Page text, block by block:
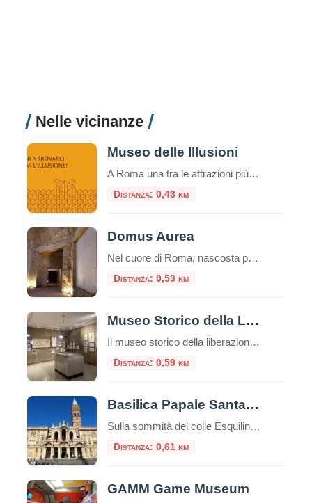
Nelle vicinanze
Museo delle Illusioni
A Roma una tra le attrazioni più insolite, divertenti e interessanti del mondo: il Museo delle Illusioni. Dal 12 novembre la venue internazionale sarà aperta al pubblico della capitale, in via Merulana 17. Roma è infatti la 38° città nel mondo – la seconda in Italia dopo Milano – ad avere una sede del museo interattivo […]
Distanza: 0,43 km
Domus Aurea
Nel cuore di Roma, nascosta per secoli sotto le fondamenta di monumenti successivi, giace una delle residenze più stravaganti e controverse mai costruite: la Domus Aurea, la Casa Dorata dell’imperatore Nerone. Più che un palazzo, fu un’utopia personale, un complesso colossale che ridefinì il concetto di lusso imperiale. Oggi, visitarla non è come entrare in […]
Distanza: 0,53 km
Museo Storico della Liberazione
Il museo storico della liberazione a Roma è un luogo di memoria e testimonianza della lotta per la libertà e la democrazia durante il periodo dell’occupazione nazista nella capitale italiana. Questa struttura è stata inaugurata nel 1955 e si trova nel cuore del quartiere Esquilino, nel centro storico della città. Appena entrati nel museo, ci […]
Distanza: 0,59 km
Basilica Papale Santa Maria Maggiore
Sulla sommità del colle Esquilino sorge la Basilica di Santa Maria Maggiore (o Basilica Liberiana), una delle quattro basiliche papali di Roma. Secondo la leggenda papa Liberio costruì una chiesa nel luogo, in cui, nella notte tra il 4 ed il 5 agosto del 358, sarebbe apparsa la neve sul colle dell’Esquilino, un evento miracoloso […]
Distanza: 0,61 km
GAMM Game Museum